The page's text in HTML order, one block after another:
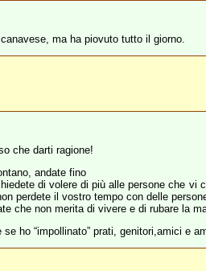
ma ha piovuto tutto il giorno.
che darti ragione!
andate fino
di volere di più alle persone che
il vostro tempo con delle
che non merita di vivere e di rubare la
ho “impollinato” prati, genitori,amici e